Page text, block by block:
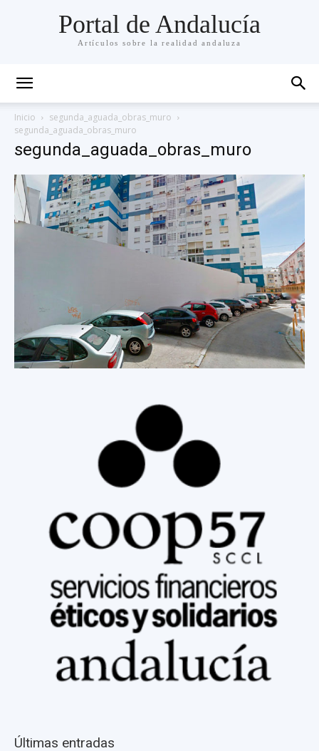
Portal de Andalucía
Artículos sobre la realidad andaluza
Inicio
segunda_aguada_obras_muro
segunda_aguada_obras_muro
segunda_aguada_obras_muro
Últimas entradas